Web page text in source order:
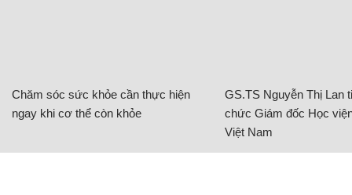
Chăm sóc sức khỏe cần thực hiện
ngay khi cơ thể còn khỏe
GS.TS Nguyễn Thị Lan
chức Giám đốc Học
Việt Nam